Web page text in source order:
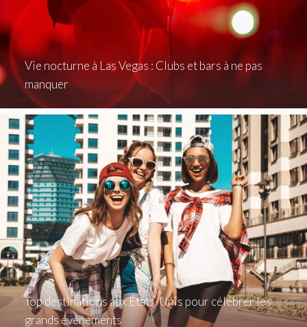
Vie nocturne à Las Vegas : Clubs et bars à ne pas
manquer
Top destinations aux États-Unis pour célébrer les
grands événements